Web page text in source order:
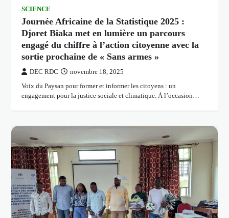
SCIENCE
Journée Africaine de la Statistique 2025 :
Djoret Biaka met en lumière un parcours
engagé du chiffre à l’action citoyenne avec la
sortie prochaine de « Sans armes »
DEC RDC novembre 18, 2025
Voix du Paysan pour former et informer les citoyens : un
engagement pour la justice sociale et climatique. À l’occasion…